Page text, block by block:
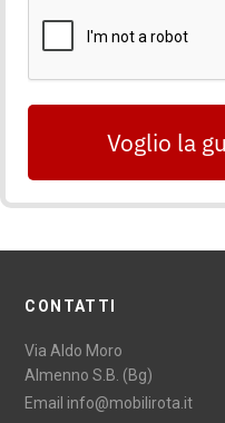
Voglio la
CONTATTI
Via Aldo Moro
Almenno S.B. (Bg)
Email info@mobilirota.it